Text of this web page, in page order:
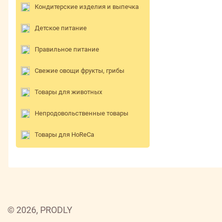
Кондитерские изделия и выпечка
Детское питание
Правильное питание
Свежие овощи фрукты, грибы
Товары для животных
Непродовольственные товары
Товары для HoReCa
© 2026, PRODLY